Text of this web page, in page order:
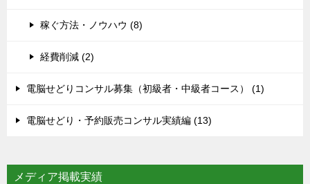
稼ぐ方法・ノウハウ (8)
経費削減 (2)
電脳せどりコンサル募集（初級者・中級者コース） (1)
電脳せどり・予約販売コンサル実績編 (13)
メディア掲載実績